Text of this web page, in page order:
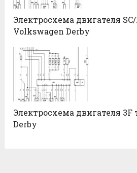
Электросхема двигателя
Volkswagen Derby
Электросхема двигателя
Derby